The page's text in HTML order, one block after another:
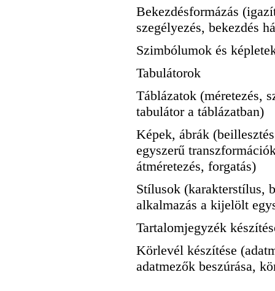
Bekezdésformázás
szegélyezés, bekezdés
Szimbólumok és
Tabulátorok
Táblázatok (méretezés,
tabulátor a táblázatban)
Képek, ábrák
egyszerű
átméretezés, forgatás)
Stílusok (karakterstílus,
alkalmazás a kijelölt
Tartalomjegyzék
Körlevél készítése
adatmezők beszúrása,